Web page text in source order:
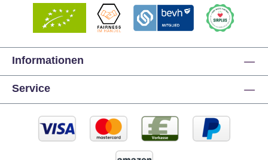
Informationen
Service